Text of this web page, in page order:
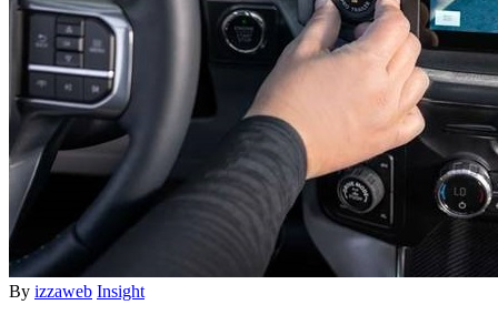
By izzaweb Insight